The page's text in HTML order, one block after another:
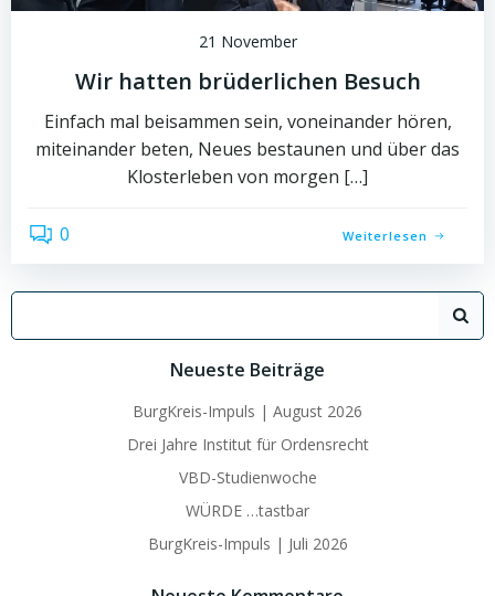
21 November
Wir hatten brüderlichen Besuch
Einfach mal beisammen sein, voneinander hören,
miteinander beten, Neues bestaunen und über das
Klosterleben von morgen […]
0 Weiterlesen
for:
Neueste Beiträge
BurgKreis-Impuls | August 2026
Drei Jahre Institut für Ordensrecht
VBD-Studienwoche
WÜRDE …tastbar
BurgKreis-Impuls | Juli 2026